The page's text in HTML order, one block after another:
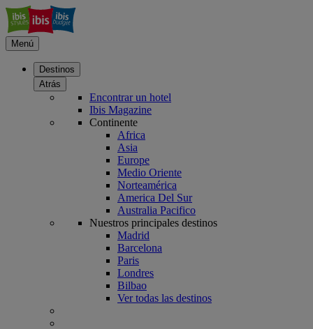
Menú
Destinos
Atrás
Encontrar un hotel
Ibis Magazine
Continente
Africa
Asia
Europe
Medio Oriente
Norteamérica
America Del Sur
Australia Pacifico
Nuestros principales destinos
Madrid
Barcelona
Paris
Londres
Bilbao
Ver todas las destinos